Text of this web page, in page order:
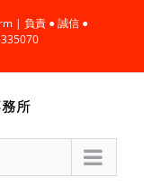
| 負責 ● 誠信 ●